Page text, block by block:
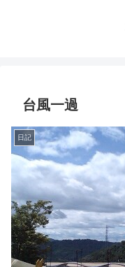
台風一過
日記